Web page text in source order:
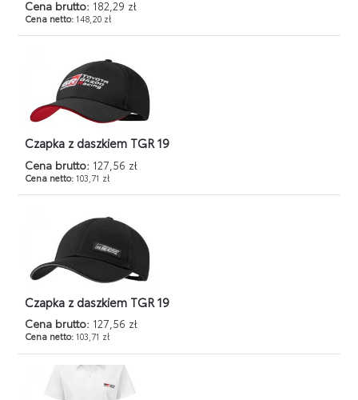
Cena brutto: 182,29 zł
Cena netto:148,20 zł
Czapka z daszkiem TGR 19
Cena brutto: 127,56 zł
Cena netto:103,71 zł
Czapka z daszkiem TGR 19
Cena brutto: 127,56 zł
Cena netto:103,71 zł